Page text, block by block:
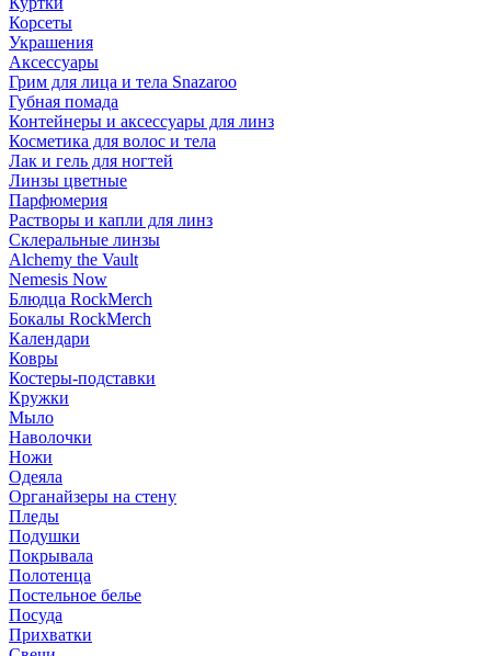
Корсеты
Украшения
Аксессуары
Грим для лица и тела Snazaroo
Губная помада
Контейнеры и аксессуары для линз
Косметика для волос и тела
Лак и гель для ногтей
Линзы цветные
Парфюмерия
Растворы и капли для линз
Склеральные линзы
Alchemy the Vault
Nemesis Now
Блюдца RockMerch
Бокалы RockMerch
Календари
Ковры
Костеры-подставки
Кружки
Мыло
Наволочки
Ножи
Одеяла
Органайзеры на стену
Пледы
Подушки
Покрывала
Полотенца
Постельное белье
Посуда
Прихватки